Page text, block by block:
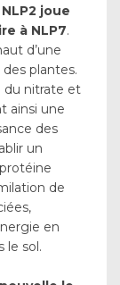
NLP2 joue
à NLP7.
d’une
plantes.
du nitrate et
ainsi une
des
un
de
en
le sol.